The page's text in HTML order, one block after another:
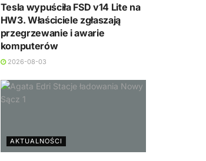
Tesla wypuściła FSD v14 Lite na
HW3. Właściciele zgłaszają
przegrzewanie i awarie
komputerów
2026-08-03
AKTUALNOŚCI